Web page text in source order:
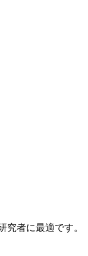
者に最適です。